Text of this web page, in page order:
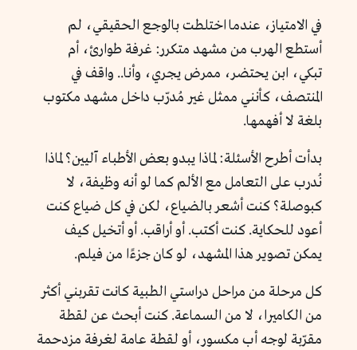
في الامتياز، عندما اختلطت بالوجع الحقيقي، لم
أستطع الهرب من مشهد متكرر: غرفة طوارئ، أم
تبكي، ابن يحتضر، ممرض يجري، وأنا.. واقف في
المنتصف، كأنني ممثل غير مُدرّب داخل مشهد مكتوب
بلغة لا أفهمها.
بدأت أطرح الأسئلة: لماذا يبدو بعض الأطباء آليين؟ لماذا
نُدرب على التعامل مع الألم كما لو أنه وظيفة، لا
كبوصلة؟ كنت أشعر بالضياع، لكن في كل ضياع كنت
أعود للحكاية. كنت أكتب. أو أراقب. أو أتخيل كيف
يمكن تصوير هذا المشهد، لو كان جزءًا من فيلم.
كل مرحلة من مراحل دراستي الطبية كانت تقربني أكثر
من الكاميرا، لا من السماعة. كنت أبحث عن لقطة
مقرّبة لوجه أب مكسور، أو لقطة عامة لغرفة مزدحمة